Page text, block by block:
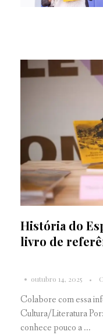
História do
livro de
outubro 14, 2025
Colabore com essa
Cultura/Literatura
conhece pouco a ...